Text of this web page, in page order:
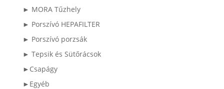
► MORA Tűzhely
► Porszívó HEPAFILTER
► Porszívó porzsák
► Tepsik és Sütőrácsok
►Csapágy
►Egyéb